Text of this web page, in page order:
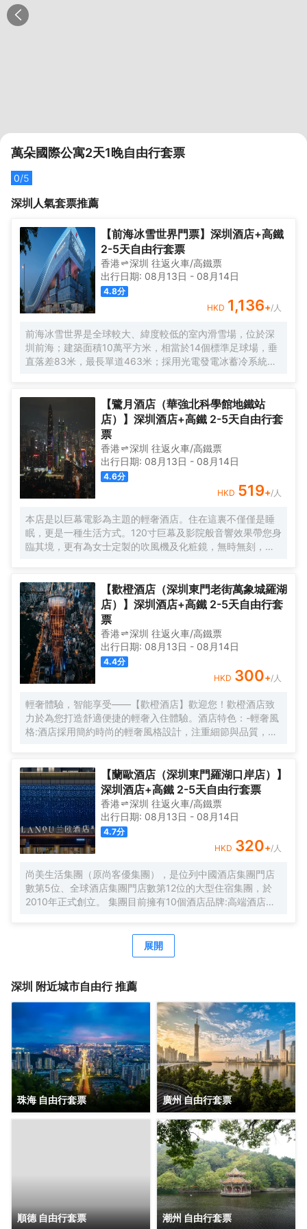
萬朵國際公寓2天1晚自由行套票
0/5
深圳 人氣套票推薦
【前海冰雪世界門票】深圳酒店+高鐵
2-5天自由行套票
香港 深圳 往返火車/高鐵票
出行日期: 08月13日 - 08月14日
4.8分
HKD 1,136+/人
前海冰雪世界是全球較大、緯度較低的室內滑雪場，位於深
圳前海；建築面積10萬平方米，相當於14個標準足球場，垂
直落差83米，最長單道463米‌；採用光電發電冰蓄冷系統，
【鷺月酒店（華強北科學館地鐵站
店）】深圳酒店+高鐵 2-5天自由行套
票
香港 深圳 往返火車/高鐵票
出行日期: 08月13日 - 08月14日
4.6分
HKD 519+/人
本店是以巨幕電影為主題的輕奢酒店。住在這裏不僅僅是睡
眠，更是一種生活方式。120寸巨幕及影院般音響效果帶您身
臨其境，更有為女士定製的吹風機及化粧鏡，無時無刻，呈
【歡橙酒店（深圳東門老街萬象城羅湖
店）】深圳酒店+高鐵 2-5天自由行套
票
香港 深圳 往返火車/高鐵票
出行日期: 08月13日 - 08月14日
4.4分
HKD 300+/人
輕奢體驗，智能享受——【歡橙酒店】歡迎您！歡橙酒店致
力於為您打造舒適便捷的輕奢入住體驗。酒店特色：-輕奢風
格:酒店採用簡約時尚的輕奢風格設計，注重細節與品質，為
技帶來的便捷。-舒適享受:24小時熱水即開即熱，無需等
待，為您洗去一身疲憊。-影音娛樂:部分房間配備高清投影
儀，打造私人影院，享受震撼視聽盛宴。-貼心服務:酒店設有
洗衣房，並提供烘乾服務，解決您的洗衣煩惱，讓旅途更加
輕鬆自在。歡橙酒店是您商務出行、休閒度假的理想之選。
期待您的光臨！温馨提示，圖片僅供參考，無法涵蓋所有房
型，詳細的實物照片請諮詢酒店。
【蘭歐酒店（深圳東門羅湖口岸店）】
深圳酒店+高鐵 2-5天自由行套票
香港 深圳 往返火車/高鐵票
出行日期: 08月13日 - 08月14日
4.7分
HKD 320+/人
尚美生活集團（原尚客優集團），是位列中國酒店集團門店
數第5位、全球酒店集團門店數第12位的大型住宿集團，於
2010年正式創立。 集團目前擁有10個酒店品牌:高端酒店品
牌花美時、公寓品牌LIPPO公社。尚美生活旗下酒店超過
3500家（含在營店和籌建店），現已覆蓋全國31個省293座
團，尚美生活憑藉創新的商業模式、強大的品牌優勢和專業
創、共享大住宿共同體。未來，集團將不斷探索住宿業與互
聯網的結合、與新生活方式的結合，致力於成為全球領先的
生活服務連鎖平台，引領新尚美好生活。
展開
深圳 附近城市自由行 推薦
珠海 自由行套票 廣州 自由行套票
順德 自由行套票 潮州 自由行套票